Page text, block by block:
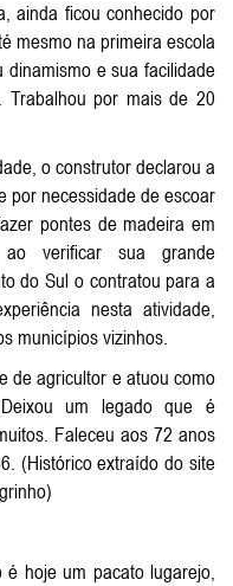
ainda ficou conhecido por
mesmo na primeira escola
e sua facilidade
por mais de 20
o construtor declarou a
por necessidade de escoar
pontes de madeira em
ao verificar sua grande
do Sul o contratou para a
nesta atividade,
municípios vizinhos.
agricultor e atuou como
um legado que é
Faleceu aos 72 anos
(Histórico extraído do site
um pacato lugarejo,